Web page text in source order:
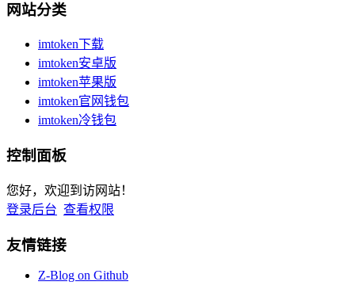
网站分类
imtoken下载
imtoken安卓版
imtoken苹果版
imtoken官网钱包
imtoken冷钱包
控制面板
您好，欢迎到访网站！
登录后台 查看权限
友情链接
Z-Blog on Github